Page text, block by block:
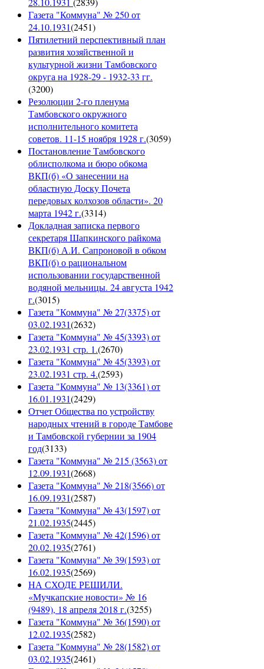
Газета "Коммуна" № 250 от
24.10.1931(2451)
Пятилетний перспективный план
развития хозяйственной и
культурной жизни Тамбовского
округа на 1928-29 - 1932-33 гг.
(3200)
Резолюции 2-го пленума
Тамбовского окружного
исполнительного комитета
советов. 11-15 ноября 1928 г.(3059)
Постановление Тамбовского
облисполкома и бюро обкома
ВКП(б) «О занесении на
областную Доску Почета
передовых колхозов области». 20
марта 1942 г.(3314)
Докладная записка первого
секретаря Шапкинского райкома
ВКП(б) А.И. Сапроновой в обком
ВКП(б) о рациональном
использовании государственной
водяной мельницы. 24 августа 1942
г.(3015)
Газета "Коммуна" № 27(3375) от
03.02.1931(2632)
Газета "Коммуна" № 45(3393) от
23.02.1931 стр. 1.(2670)
Газета "Коммуна" № 45(3393) от
23.02.1931 стр. 4.(2593)
Газета "Коммуна" № 13(3361) от
16.01.1931(2429)
Отчет Общества по устройству
народных чтений в городе Тамбове
и Тамбовской губернии за 1904
год(3133)
Газета "Коммуна" № 215 (3563) от
12.09.1931(2668)
Газета "Коммуна" № 218(3566) от
16.09.1931(2587)
Газета "Коммуна" № 43(1597) от
21.02.1935(2445)
Газета "Коммуна" № 42(1596) от
20.02.1935(2761)
Газета "Коммуна" № 39(1593) от
16.02.1935(2569)
НА СХОДЕ РЕШИЛИ.
«Мучкапские новости» № 16
(9489), 18 апреля 2018 г.(3255)
Газета "Коммуна" № 36(1590) от
12.02.1935(2582)
Газета "Коммуна" № 28(1582) от
03.02.1935(2461)